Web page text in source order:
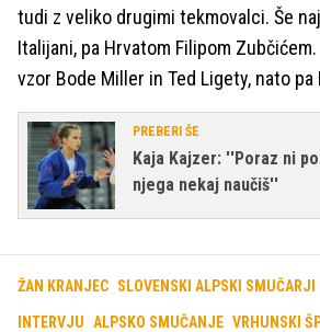
tudi z veliko drugimi tekmovalci. Še
Italijani, pa Hrvatom Filipom
vzor Bode Miller in Ted Ligety, nato
PREBERI ŠE
Kaja Kajzer: ''Poraz ni
njega nekaj naučiš''
ŽAN KRANJEC SLOVENSKI ALPSKI SMUČARJI
INTERVJU ALPSKO SMUČANJE VRHUNSKI